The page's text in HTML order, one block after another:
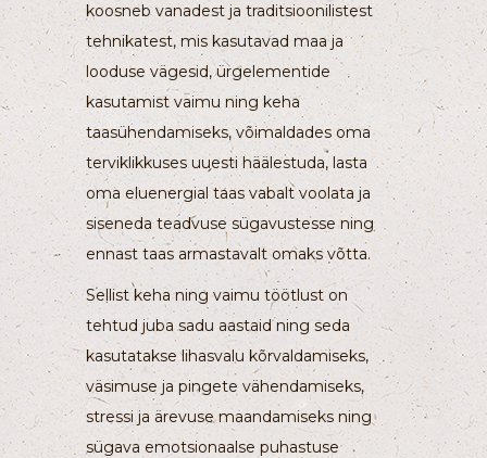
koosneb vanadest ja traditsioonilistest
tehnikatest, mis kasutavad maa ja
looduse vägesid, ürgelementide
kasutamist vaimu ning keha
taasühendamiseks, võimaldades oma
terviklikkuses uuesti häälestuda, lasta
oma eluenergial taas vabalt voolata ja
siseneda teadvuse sügavustesse ning
ennast taas armastavalt omaks võtta.
Sellist keha ning vaimu töötlust on
tehtud juba sadu aastaid ning seda
kasutatakse lihasvalu kõrvaldamiseks,
väsimuse ja pingete vähendamiseks,
stressi ja ärevuse maandamiseks ning
sügava emotsionaalse puhastuse